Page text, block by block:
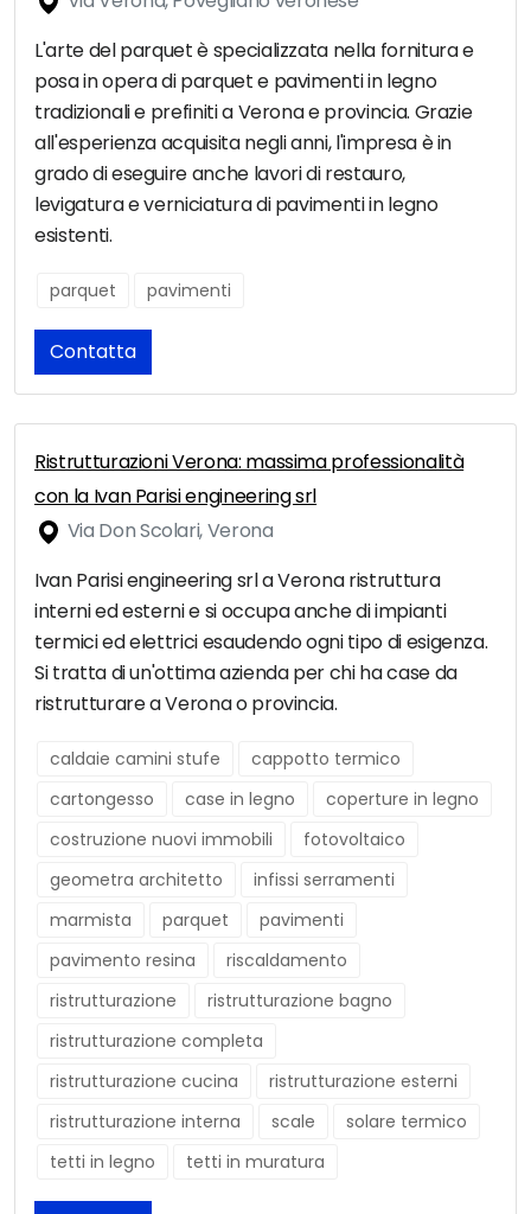
L'arte del parquet è specializzata nella fornitura e
posa in opera di parquet e pavimenti in legno
tradizionali e prefiniti a Verona e provincia. Grazie
all'esperienza acquisita negli anni, l'impresa è in
grado di eseguire anche lavori di restauro,
levigatura e verniciatura di pavimenti in legno
esistenti.
parquet pavimenti
Contatta
Ristrutturazioni Verona: massima professionalità
con la Ivan Parisi engineering srl
Via Don Scolari, Verona
Ivan Parisi engineering srl a Verona ristruttura
interni ed esterni e si occupa anche di impianti
termici ed elettrici esaudendo ogni tipo di esigenza.
Si tratta di un'ottima azienda per chi ha case da
ristrutturare a Verona o provincia.
caldaie camini stufe
cappotto termico
cartongesso
case in legno
coperture in legno
costruzione nuovi immobili
fotovoltaico
geometra architetto
infissi serramenti
marmista
parquet
pavimenti
pavimento resina
riscaldamento
ristrutturazione
ristrutturazione bagno
ristrutturazione completa
ristrutturazione cucina
ristrutturazione esterni
ristrutturazione interna
scale
solare termico
tetti in legno
tetti in muratura